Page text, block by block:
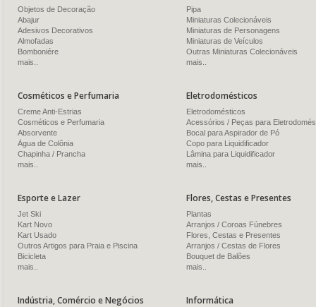
Objetos de Decoração
Abajur
Adesivos Decorativos
Almofadas
Bomboniére
mais..
Pipa
Miniaturas Colecionáveis
Miniaturas de Personagens
Miniaturas de Veículos
Outras Miniaturas Colecionáveis
mais..
Cosméticos e Perfumaria
Creme Anti-Estrias
Cosméticos e Perfumaria
Absorvente
Água de Colônia
Chapinha / Prancha
mais..
Eletrodomésticos
Eletrodomésticos
Acessórios / Peças para
Bocal para Aspirador de Pó
Copo para Liquidificador
Lâmina para Liquidificador
mais..
Esporte e Lazer
Jet Ski
Kart Novo
Kart Usado
Outros Artigos para Praia e Piscina
Bicicleta
mais..
Flores, Cestas e Presentes
Plantas
Arranjos / Coroas Fúnebres
Flores, Cestas e Presentes
Arranjos / Cestas de Flores
Bouquet de Balões
mais..
Indústria, Comércio e Negócios Informática